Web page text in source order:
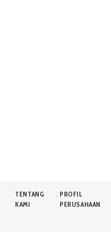
TENTANG
KAMI
PROFIL
PERUSAHAAN